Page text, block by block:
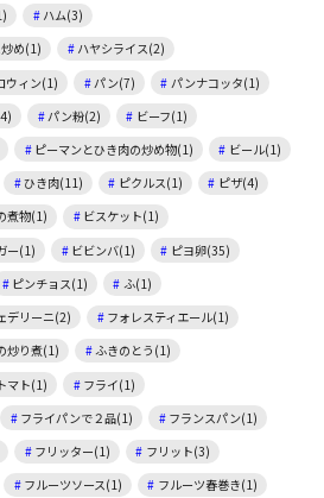
ハム(3)
め(1)
ハヤシライス(2)
ウィン(1) パン(7)
パンナコッタ(1)
パン粉(2)
ビーフ(1)
ピーマンとひき肉の炒め物(1)
ビール(1)
ひき肉(11) ピクルス(1)
ピザ(4)
煮物(1)
ビスケット(1)
ー(1) ビビンバ(1)
ピヨ卵(35)
ピンチョス(1)
ふ(1)
デリーニ(2)
フォレスティエール(1)
炒り煮(1)
ふきのとう(1)
マト(1)
フライ(1)
フライパンで２品(1)
フランスパン(1)
フリッター(1)
フリット(3)
フルーツソース(1)
フルーツ春巻き(1)